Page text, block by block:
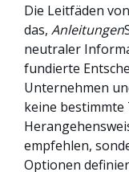
Die Leitfäden
das, Anleitungen
neutraler
fundierte
Unternehmen
keine bestimmte
empfehlen,
Optionen